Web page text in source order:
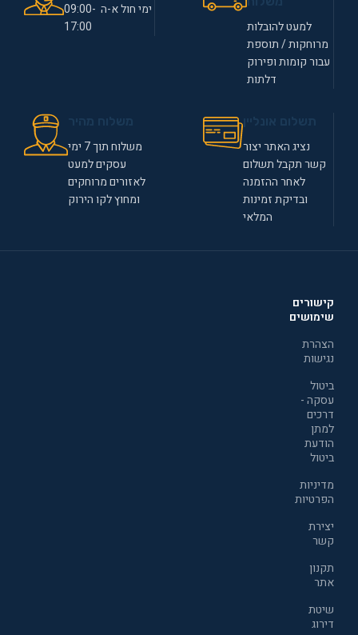
למעט להובלות
מרוחקות / תוספת
עבור קומות ופירוק
דלתות
ימי חול א-ה 09:00-
17:00
נציג האתר יצור
קשר תקבל תשלום
לאחר ההזמנה
ובדיקת זמינות
המלאי
משלוח תוך 7 ימי
עסקים למעט
לאזורים מרוחקים
ומחוץ לקו הירוק
קישורים
שימושים
הצהרת
נגישות
ביטול
עסקה -
דרכים
למתן
הודעת
ביטול
מדיניות
הפרטיות
יצירת
קשר
תקנון
אתר
שיטת
דירוג